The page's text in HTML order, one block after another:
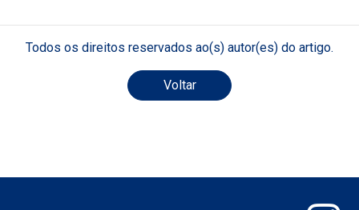
Todos os direitos reservados ao(s) autor(es) do artigo.
Voltar